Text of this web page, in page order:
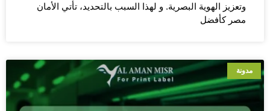
وتعزيز الهوية البصرية. و لهذا السبب بالتحديد، تأتي الأمان
مصر كأفضل
مدونة